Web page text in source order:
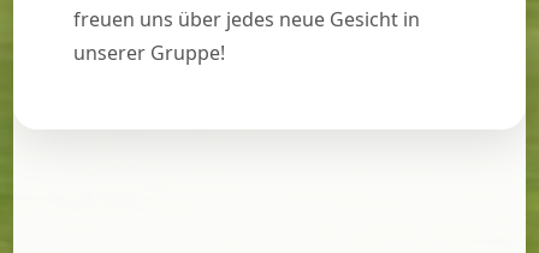
freuen uns über jedes neue Gesicht in
unserer Gruppe!